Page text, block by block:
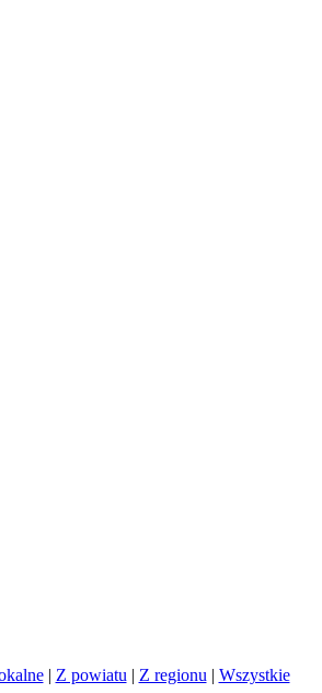
| Z powiatu | Z regionu | Wszystkie